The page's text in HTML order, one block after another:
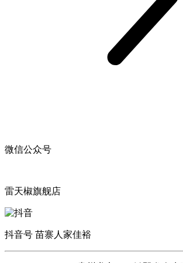
微信公众号
雷天椒旗舰店
抖音号 苗寨人家佳裕